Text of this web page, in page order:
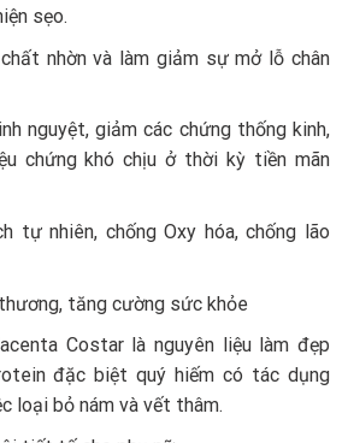
sẹo.
nhờn và làm giảm sự mở lỗ chân
nguyệt, giảm các chứng thống kinh,
chứng khó chịu ở thời kỳ tiền mãn
tự nhiên, chống Oxy hóa, chống lão
tăng cường sức khỏe
Costar là nguyên liệu làm đẹp
đặc biệt quý hiếm có tác dụng
loại bỏ nám và vết thâm.